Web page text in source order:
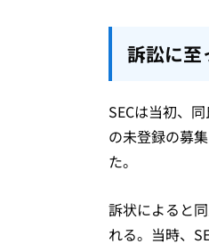
訴訟に至
SECは当初、
の未登録の募
た。
訴状によると
れる。当時、